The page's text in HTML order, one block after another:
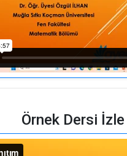
Örnek Dersi İzle